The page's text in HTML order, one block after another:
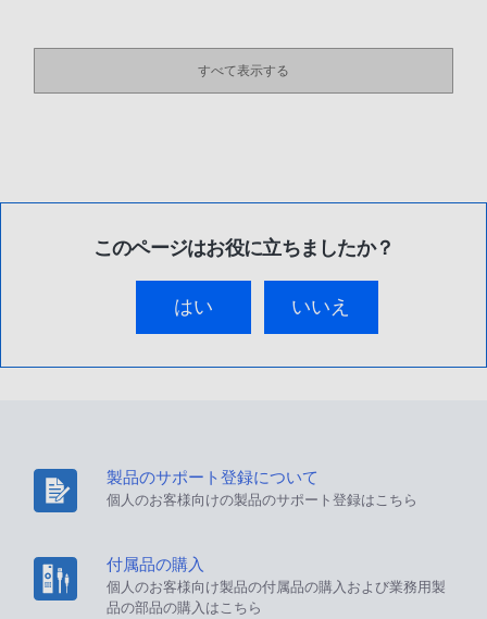
すべて表示する
このページはお役に立ちましたか？
はい いいえ
製品のサポート登録について
個人のお客様向けの製品のサポート登録はこちら
付属品の購入
個人のお客様向け製品の付属品の購入および業務用製
品の部品の購入はこちら